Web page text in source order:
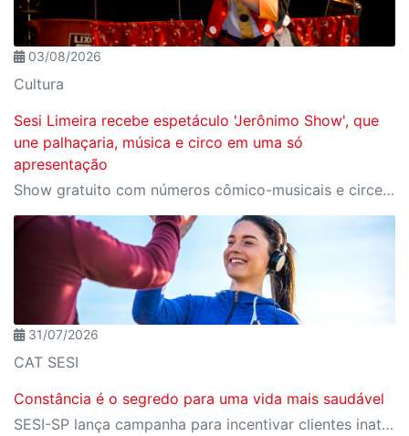
03/08/2026
Cultura
Sesi Limeira recebe espetáculo 'Jerônimo Show', que
une palhaçaria, música e circo em uma só
apresentação
Show gratuito com números cômico-musicais e circenses acontece no dia 15/08, sábado, às 16h, no CAT Sesi Limeira
31/07/2026
CAT SESI
Constância é o segredo para uma vida mais saudável
SESI-SP lança campanha para incentivar clientes inativos a retomarem a prática de atividades físicas, esporte e lazer com benefícios exclusivos